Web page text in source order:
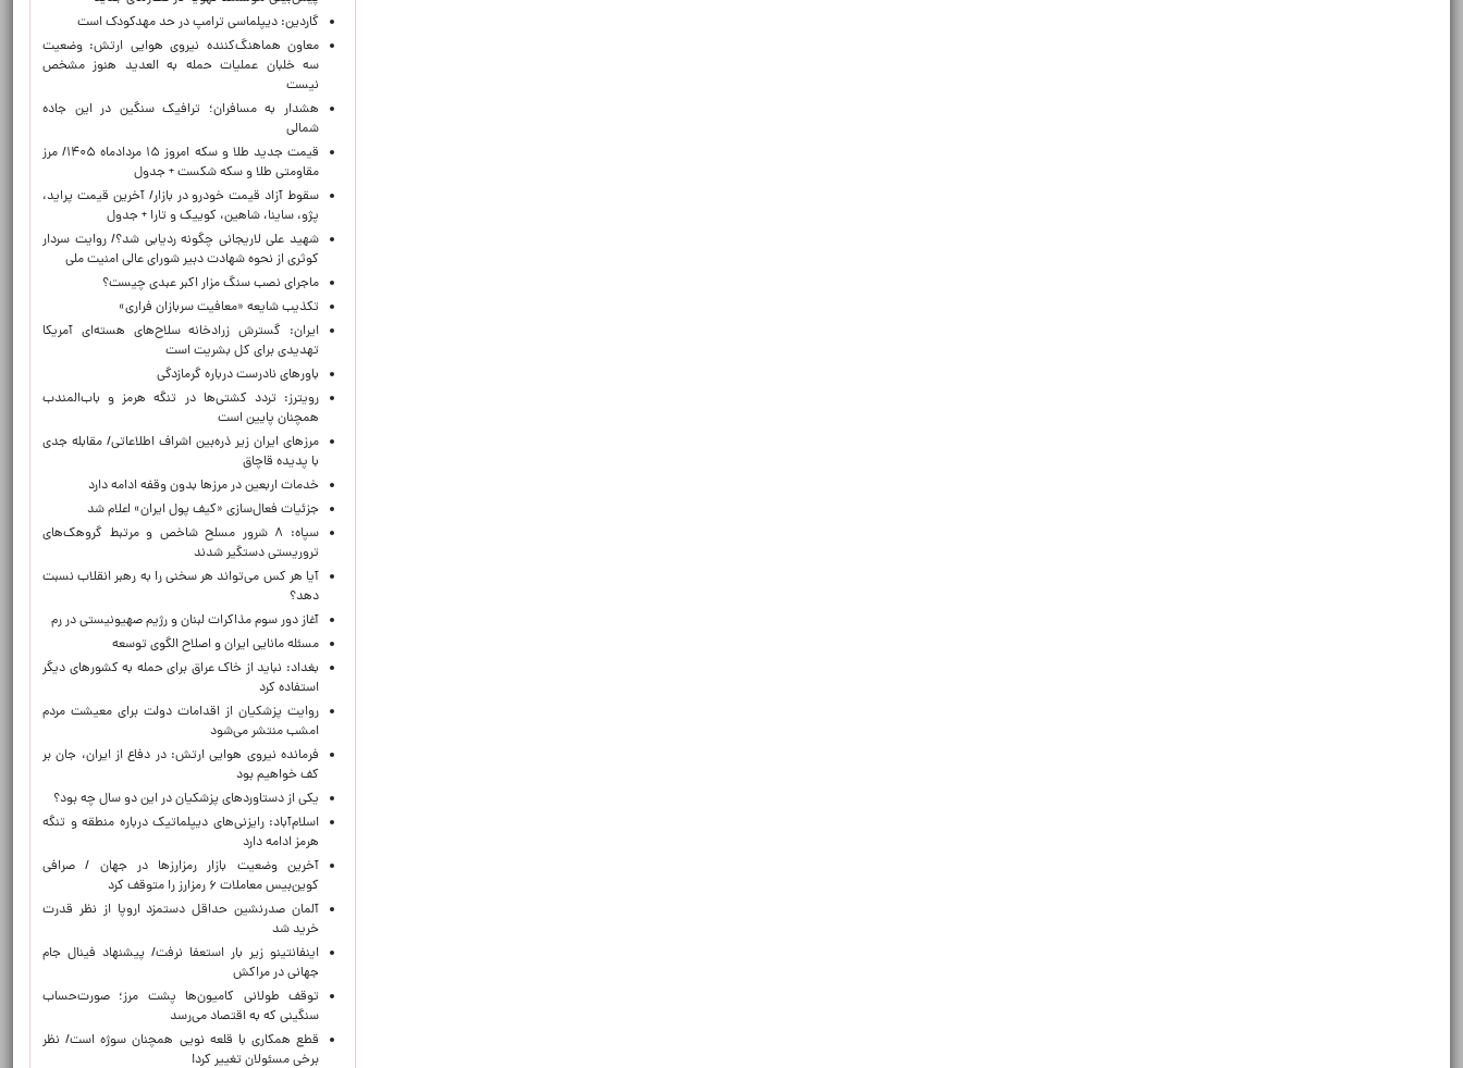
گاردین: دیپلماسی ترامپ در حد مهدکودک است
معاون هماهنگ‌کننده نیروی هوایی ارتش: وضعیت
سه خلبان عملیات حمله به العدید هنوز مشخص
نیست
هشدار به مسافران؛ ترافیک سنگین در این جاده
شمالی
قیمت جدید طلا و سکه امروز ۱۵ مردادماه ۱۴۰۵/ مرز
مقاومتی طلا و سکه شکست + جدول
سقوط آزاد قیمت خودرو در بازار/ آخرین قیمت پراید،
پژو، ساینا، شاهین، کوییک و تارا + جدول
شهید علی لاریجانی چگونه ردیابی شد؟/ روایت سردار
کوثری از نحوه شهادت دبیر شورای عالی امنیت ملی
ماجرای نصب سنگ مزار اکبر عبدی چیست؟
تکذیب شایعه «معافیت سربازان فراری»
ایران: گسترش زرادخانه سلاح‌های هسته‌ای آمریکا
تهدیدی برای کل بشریت است
باورهای نادرست درباره گرمازدگی
رویترز: تردد کشتی‌ها در تنگه هرمز و باب‌المندب
همچنان پایین است
مرزهای ایران زیر ذره‌بین اشراف اطلاعاتی/ مقابله جدی
با پدیده قاچاق
خدمات اربعین در مرزها بدون وقفه ادامه دارد
جزئیات فعال‌سازی «کیف پول ایران» اعلام شد
سپاه: ۸ شرور مسلح شاخص و مرتبط گروهک‌های
تروریستی دستگیر شدند
آیا هر کس می‌تواند هر سخنی را به رهبر انقلاب نسبت
دهد؟
آغاز دور سوم مذاکرات لبنان و رژیم صهیونیستی در رم
مسئله مانایی ایران و اصلاح الگوی توسعه
بغداد: نباید از خاک عراق برای حمله به کشورهای دیگر
استفاده کرد
روایت پزشکیان از اقدامات دولت برای معیشت مردم
امشب منتشر می‌شود
فرمانده نیروی هوایی ارتش: در دفاع از ایران، جان بر
کف خواهیم بود
یکی از دستاوردهای پزشکیان در این دو سال چه بود؟
اسلام‌آباد: رایزنی‌های دیپلماتیک درباره منطقه و تنگه
هرمز ادامه دارد
آخرین وضعیت بازار رمزارزها در جهان / صرافی
کوین‌بیس معاملات ۶ رمزارز را متوقف کرد
آلمان صدرنشین حداقل دستمزد اروپا از نظر قدرت
خرید شد
اینفانتینو زیر بار استعفا نرفت/ پیشنهاد فینال جام
جهانی در مراکش
توقف طولانی کامیون‌ها پشت مرز؛ صورت‌حساب
سنگینی که به اقتصاد می‌رسد
قطع همکاری با قلعه نویی همچنان سوژه است/ نظر
برخی مسئولان تغییر کرد!